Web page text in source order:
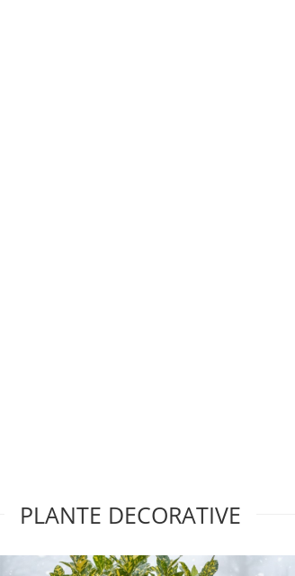
PLANTE DECORATIVE